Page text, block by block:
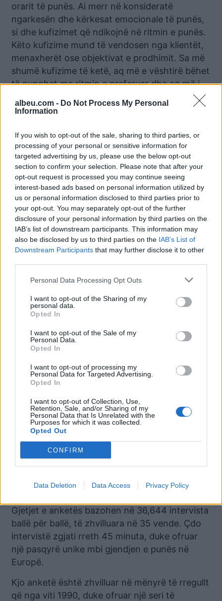
albeu.com - Do Not Process My Personal
Information
If you wish to opt-out of the sale, sharing to third parties, or
processing of your personal or sensitive information for
targeted advertising by us, please use the below opt-out
section to confirm your selection. Please note that after your
opt-out request is processed you may continue seeing
interest-based ads based on personal information utilized by
us or personal information disclosed to third parties prior to
your opt-out. You may separately opt-out of the further
disclosure of your personal information by third parties on the
IAB’s list of downstream participants. This information may
also be disclosed by us to third parties on the IAB’s List of
Downstream Participants that may further disclose it to other
Personal Data Processing Opt Outs
I want to opt-out of the Sharing of my
personal data.
Opted In
I want to opt-out of the Sale of my
Personal Data.
Opted In
I want to opt-out of processing my
Personal Data for Targeted Advertising.
Opted In
I want to opt-out of Collection, Use,
Retention, Sale, and/or Sharing of my
Personal Data that Is Unrelated with the
Purposes for which it was collected.
Opted Out
CONFIRM
Data Deletion Data Access Privacy Policy
orarit të punës. Ai merr në konsideratë
ngarkesën dhe kërkesat emocionale të punës,
si dhe kufizimet që ndikojnë në ritmin e punës.
Këto kufizime mund të vendosen nga klientët,
menaxherët ose objektivat e prodhimit. Sa më
shumë kufizime të ketë, aq më e vështirë bëhet
të punohet me ritmin e preferuar dhe aq më i
lartë është rreziku i përplasjes së prioriteteve.
Punonjësit shqiptarë besojnë në aftësitë e
Më mirë Shqipëria renditet në treguesin e
aftësive të punës, me 55 pikë, shumë afër
mesatares së BE-së prej 57 pikësh, duke lënë
pas shumë shtete si Spanja, Mali i Zi,
Portugalia, Greqia, Italia. Por edhe në këtë
tregues Kosova është shumë mbi ne (60 pikë).
Treguesi i aftësive dhe autonomisë (Skills and
discretion) lidhet me nevojën e punonjësve për
profesionale. Ai përfshin aspektet njohëse të
punës, mundësitë për zhvillim, lirinë në
vendimmarrje, pjesëmarrjen në organizatë dhe
Anketa
Anketa Europiane për Kushtet e Punës 2024, e
publikuar në prill të këtij viti ofron një
Europë, duke analizuar karakteristikat e fuqisë
punëtore, vendet e punës, cilësinë e punës dhe
cilësinë e jetës në punë.
Anketa është një instrument i rëndësishëm për
politikëbërësit, pasi nxjerr në pah rolin e cilësisë
qëndrueshme dhe gjithëpërfshirëse në Europë.
Gjetjet e anketës bazohen në 36,644 intervista
ballë për ballë, të zhvilluara në 35 vende. Çdo
intervistë zgjati rreth 45 minuta, duke ofruar
një pasqyrë unike mbi gjendjen e punës në
Europë.
Kjo anketë është zhvilluar në mënyrë të rregullt
që nga viti 1990, duke ofruar një seri të